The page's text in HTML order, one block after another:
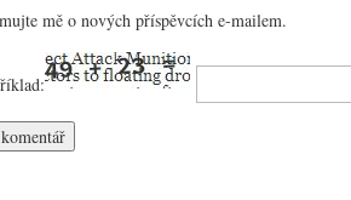
mě o nových příspěvcích e-mailem.